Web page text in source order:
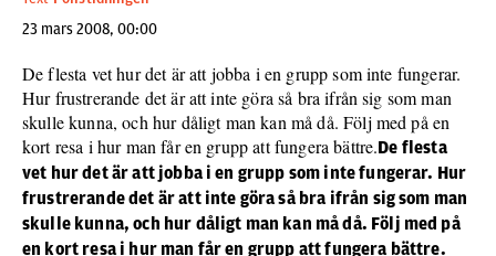
23 mars 2008, 00:00
De flesta vet hur det är att jobba i en grupp som inte fungerar.
Hur frustrerande det är att inte göra så bra ifrån sig som man
skulle kunna, och hur dåligt man kan må då. Följ med på en
kort resa i hur man får en grupp att fungera bättre.De flesta
vet hur det är att jobba i en grupp som inte fungerar. Hur
frustrerande det är att inte göra så bra ifrån sig som man
skulle kunna, och hur dåligt man kan må då. Följ med på
en kort resa i hur man får en grupp att fungera bättre.